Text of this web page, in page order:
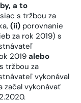
a to
s tržbou za
(ii) porovnanie
za rok 2019) s
2019 alebo
tržbou za
vykonával
začal vykonávať